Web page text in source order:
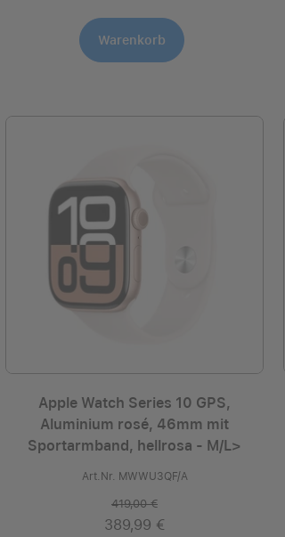
Warenkorb
Apple Watch Series 10 GPS,
Aluminium rosé, 46mm mit
Sportarmband, hellrosa - M/L>
Art.Nr. MWWU3QF/A
419,00 €
389,99 €